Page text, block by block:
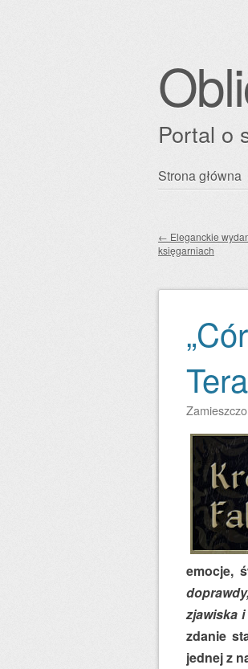
Portal o
Przejdź
Strona główna
← Eleganckie
księgarniach
emocje,
zjawiska
zdanie
jednej z